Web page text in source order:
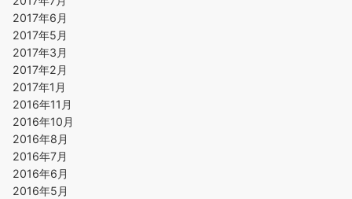
2017年6月
2017年5月
2017年3月
2017年2月
2017年1月
2016年11月
2016年10月
2016年8月
2016年7月
2016年6月
2016年5月